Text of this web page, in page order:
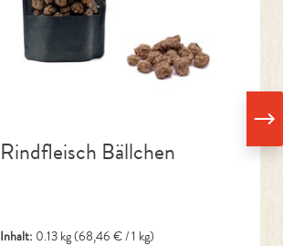
Rindfleisch Bällchen
Inhalt: 0.13 kg(68,46 € / 1 kg)